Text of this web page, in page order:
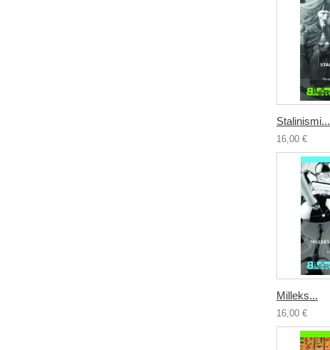
Stalinismi...
16,00 €
Milleks...
16,00 €